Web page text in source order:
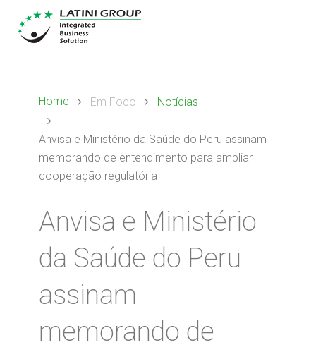
Home Em Foco Notícias
Anvisa e Ministério da Saúde do Peru assinam
memorando de entendimento para ampliar
cooperação regulatória
Anvisa e Ministério
da Saúde do Peru
assinam
memorando de